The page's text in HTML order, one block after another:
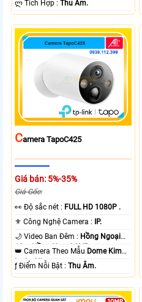
️ლ Tích Hợp :Thu Âm.
CAmera TapoC425
Giá bán: 5%-35%
Giá Gốc:
️👀 Độ sắc nét : FULL HD 1080P .
⚜️ Công Nghệ Camera : IP.
🌙 Video Ban Đêm : Hồng Ngoại
10m Hồng Ngoại SMD.
👑 Camera Theo Mẫu Dome Kim
loại + Nhựa.
️ƒ Điểm Nỗi Bật :Thu Âm.